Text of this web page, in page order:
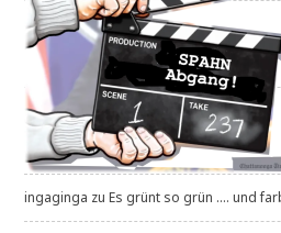
ingaginga zuEs grünt so grün .... und